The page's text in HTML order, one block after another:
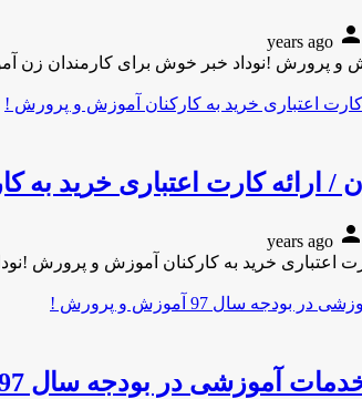
person
و پرورش !نوداد خبر خوش برای کارمندان
/ ارائه کارت اعتباری خرید به
person
اعتباری خرید به کارکنان آموزش و پرورش
در بودجه سال 97 آموزش و پرورش !